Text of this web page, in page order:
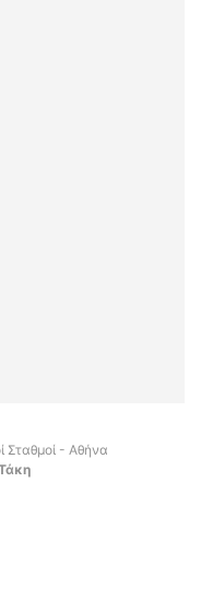
Σταθμοί - Αθήνα